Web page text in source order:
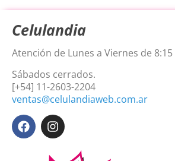
Celulandia
Atención de Lunes a Viernes de 8:15
Sábados cerrados.
[+54] 11-2603-2204
ventas@celulandiaweb.com.ar